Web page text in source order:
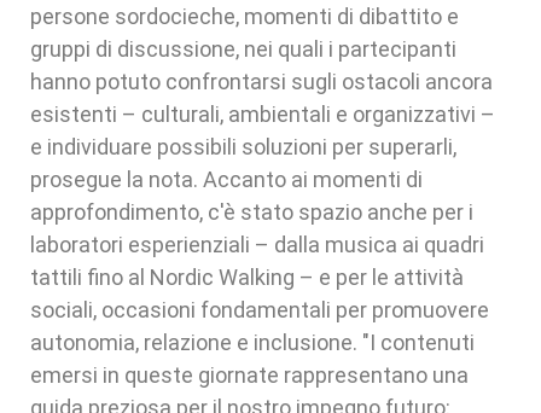
persone sordocieche, momenti di dibattito e
gruppi di discussione, nei quali i partecipanti
hanno potuto confrontarsi sugli ostacoli ancora
esistenti – culturali, ambientali e organizzativi –
e individuare possibili soluzioni per superarli,
prosegue la nota. Accanto ai momenti di
approfondimento, c'è stato spazio anche per i
laboratori esperienziali – dalla musica ai quadri
tattili fino al Nordic Walking – e per le attività
sociali, occasioni fondamentali per promuovere
autonomia, relazione e inclusione. "I contenuti
emersi in queste giornate rappresentano una
guida preziosa per il nostro impegno futuro: